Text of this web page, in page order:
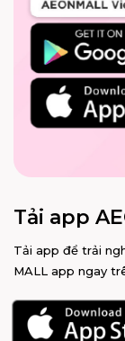
Tải app
Tải app để trải
MALL app ngay